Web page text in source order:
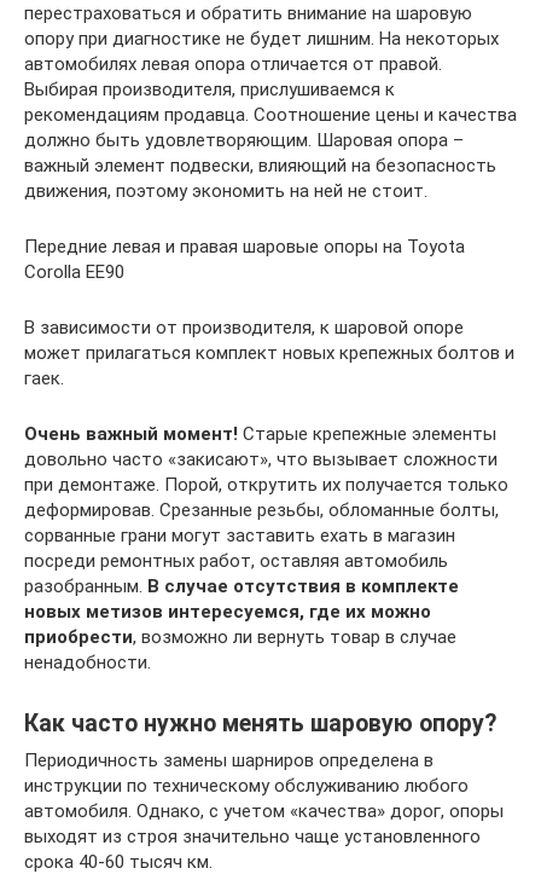
перестраховаться и обратить внимание на шаровую
опору при диагностике не будет лишним. На некоторых
автомобилях левая опора отличается от правой.
Выбирая производителя, прислушиваемся к
рекомендациям продавца. Соотношение цены и качества
должно быть удовлетворяющим. Шаровая опора –
важный элемент подвески, влияющий на безопасность
движения, поэтому экономить на ней не стоит.
Передние левая и правая шаровые опоры на Toyota
Corolla EE90
В зависимости от производителя, к шаровой опоре
может прилагаться комплект новых крепежных болтов и
гаек.
Очень важный момент! Старые крепежные элементы
довольно часто «закисают», что вызывает сложности
при демонтаже. Порой, открутить их получается только
деформировав. Срезанные резьбы, обломанные болты,
сорванные грани могут заставить ехать в магазин
посреди ремонтных работ, оставляя автомобиль
разобранным. В случае отсутствия в комплекте
новых метизов интересуемся, где их можно
приобрести, возможно ли вернуть товар в случае
ненадобности.
Как часто нужно менять шаровую опору?
Периодичность замены шарниров определена в
инструкции по техническому обслуживанию любого
автомобиля. Однако, с учетом «качества» дорог, опоры
выходят из строя значительно чаще установленного
срока 40-60 тысяч км.